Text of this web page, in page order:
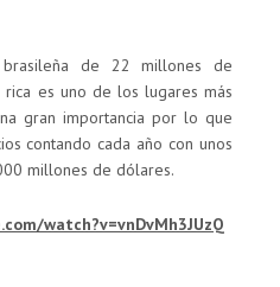
de 22 millones de
rica es uno de los lugares más
gran importancia por lo que
contando cada año con unos
millones de dólares.
watch?v=vnDvMh3JUzQ